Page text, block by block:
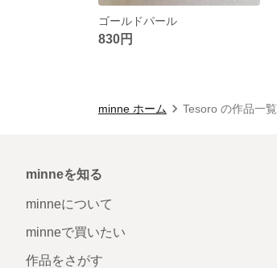
ゴールドパール
830円
minne ホーム Tesoro の作品一覧
minneを知る
minneについて
minneで買いたい
作品をさがす